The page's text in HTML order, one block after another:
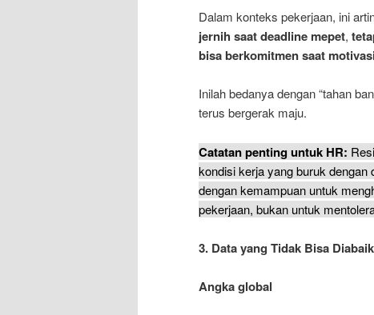
Dalam konteks pekerjaan, ini
jernih saat deadline mepet,
bisa berkomitmen saat
Inilah bedanya dengan “tahan
terus bergerak maju.
Catatan penting untuk HR:
kondisi kerja yang buruk
dengan kemampuan untuk
pekerjaan, bukan untuk
3. Data yang Tidak Bisa
Angka global